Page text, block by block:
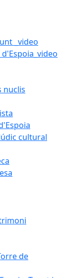
_video
nuclis
cultural
de